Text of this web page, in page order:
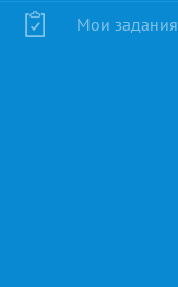
Мои задания